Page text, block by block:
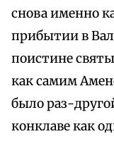
снова именно
прибытии в
поистине
как самим
было раз-
конклаве как